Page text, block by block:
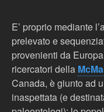
E’ proprio mediante
prelevato e
provenienti da
ricercatori della
Canada, è giunto ad
inaspettata (e